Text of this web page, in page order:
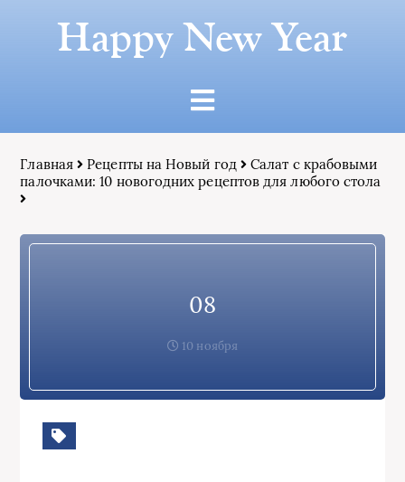
Happy New Year
Главная Рецепты на Новый год
Салат с крабовыми
палочками: 10 новогодних рецептов для любого стола
08
10 ноября